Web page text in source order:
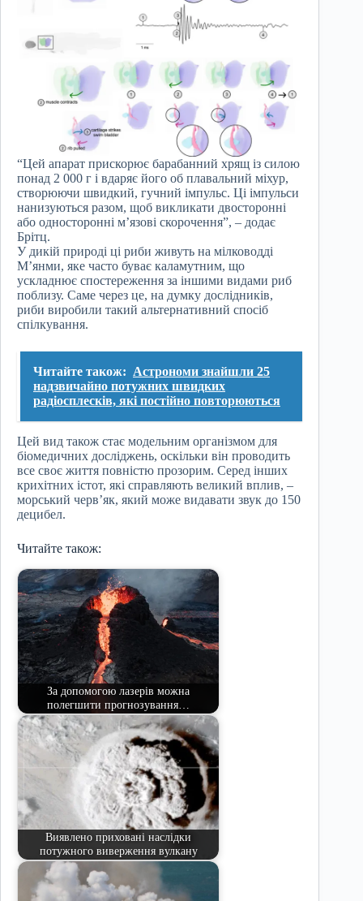
“Цей апарат прискорює барабанний хрящ із силою
понад 2 000 г і вдаряє його об плавальний міхур,
створюючи швидкий, гучний імпульс. Ці імпульси
нанизуються разом, щоб викликати двосторонні
або односторонні м’язові скорочення”, – додає
Брітц.
У дикій природі ці риби живуть на мілководді
М’янми, яке часто буває каламутним, що
ускладнює спостереження за іншими видами риб
поблизу. Саме через це, на думку дослідників,
риби виробили такий альтернативний спосіб
спілкування.
Читайте також: Астрономи знайшли 25
надзвичайно потужних швидких
радіосплесків, які постійно повторюються
Цей вид також стає модельним організмом для
біомедичних досліджень, оскільки він проводить
все своє життя повністю прозорим. Серед інших
крихітних істот, які справляють великий вплив, –
морський черв’як, який може видавати звук до 150
децибел.
Читайте також:
За допомогою лазерів можна
полегшити прогнозування…
Виявлено приховані наслідки
потужного виверження вулкану